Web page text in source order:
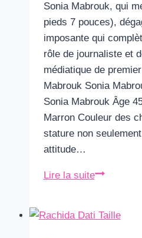
Sonia Mabrouk, qui
pieds 7 pouces),
imposante qui
rôle de journaliste et
médiatique de
Mabrouk Sonia
Sonia Mabrouk Âge
Marron Couleur des
stature non
attitude…
Lire la suiteSonia